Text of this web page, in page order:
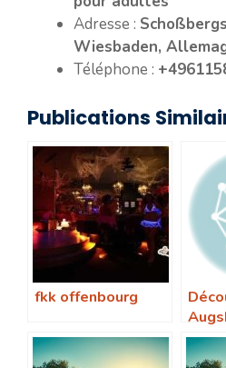
Adresse :
Wiesbaden,
Téléphone :
Publications
fkk offenbourg